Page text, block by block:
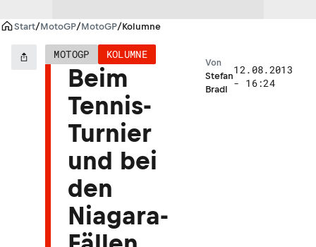
Start/MotoGP/MotoGP/Kolumne
MOTOGP KOLUMNE
Beim
Tennis-
Turnier
und bei
den
Niagara-
Stefan
Bradl
Von
12.08.2013
- 16:24